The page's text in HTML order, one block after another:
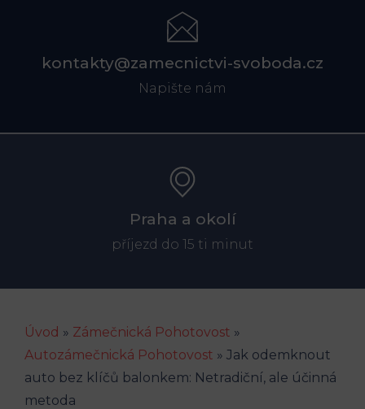
kontakty@zamecnictvi-svoboda.cz
Napište nám
Praha a okolí
příjezd do 15 ti minut
Úvod » Zámečnická Pohotovost »
Autozámečnická Pohotovost » Jak odemknout
auto bez klíčů balonkem: Netradiční, ale účinná
metoda